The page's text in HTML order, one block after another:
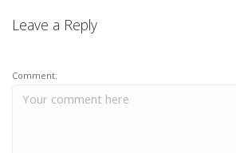
Leave a Reply
Comment: